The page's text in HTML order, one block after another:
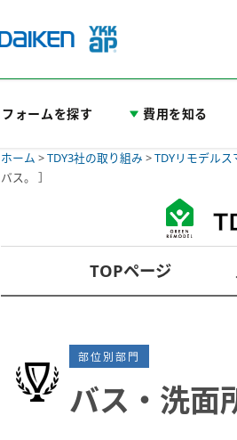
ォームを探す 費用を知る
ホーム >TDY3社の取り組み >TDYリモデル
バス。 ］
TOPページ
部位別部門
バス・洗面